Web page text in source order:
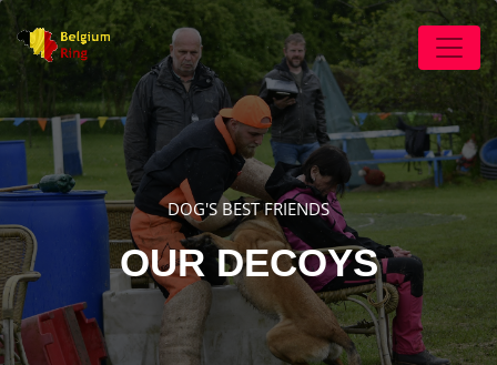
DOG'S BEST FRIENDS
OUR DECOYS